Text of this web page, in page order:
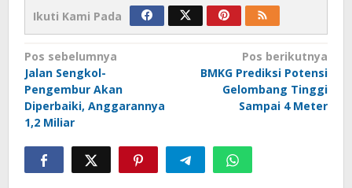
Ikuti Kami Pada
Navigasi
pos
Pos sebelumnya
Jalan Sengkol-
Pengembur Akan
Diperbaiki, Anggarannya
1,2 Miliar
Pos berikutnya
BMKG Prediksi Potensi
Gelombang Tinggi
Sampai 4 Meter